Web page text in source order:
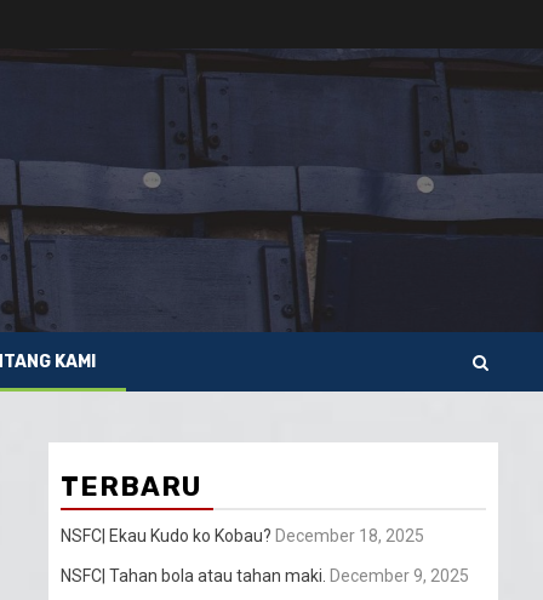
KAMI
TERBARU
NSFC| Ekau Kudo ko Kobau? December 18, 2025
NSFC| Tahan bola atau tahan maki. December 9, 2025